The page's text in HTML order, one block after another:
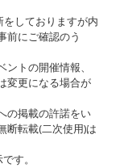
しておりますが内
前にご確認のう
トの開催情報、
変更になる場合が
の掲載の許諾をい
断転載(二次使用)は
す。